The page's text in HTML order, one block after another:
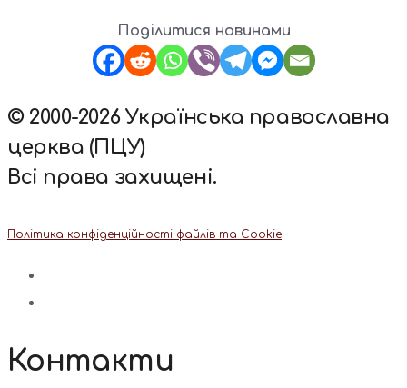
Поділитися новинами
© 2000-2026 Українська православна
церква (ПЦУ)
Всі права захищені.
Політика конфіденційності файлів та Cookie
Контакти